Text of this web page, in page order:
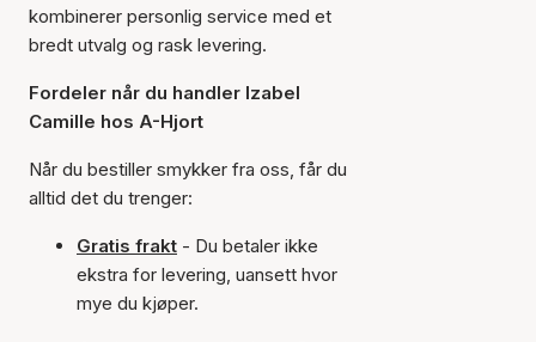
kombinerer personlig service med et
bredt utvalg og rask levering.
Fordeler når du handler Izabel
Camille hos A-Hjort
Når du bestiller smykker fra oss, får du
alltid det du trenger:
Gratis frakt - Du betaler ikke
ekstra for levering, uansett hvor
mye du kjøper.